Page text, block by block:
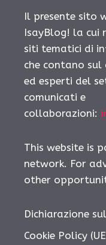
Il presente sito
IsayBlog! la cui
siti tematici di
che contano
ed esperti del
comunicati e
collaborazioni:
This website is
network. For
other
Dichiarazione
Cookie Policy